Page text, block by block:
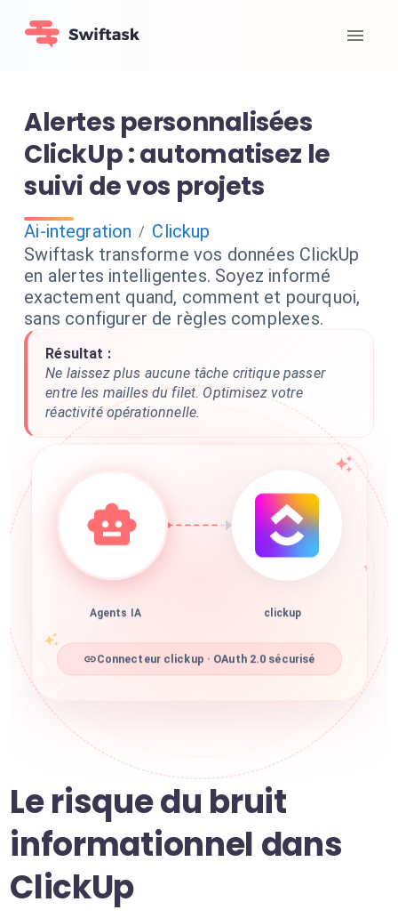
Alertes personnalisées
ClickUp : automatisez le
suivi de vos projets
Ai-integration / Clickup
Swiftask transforme vos données ClickUp
en alertes intelligentes. Soyez informé
exactement quand, comment et pourquoi,
sans configurer de règles complexes.
Résultat :
Ne laissez plus aucune tâche critique passer
entre les mailles du filet. Optimisez votre
réactivité opérationnelle.
Agents IA clickup
Connecteur clickup · OAuth 2.0 sécurisé
Le risque du bruit
informationnel dans
ClickUp